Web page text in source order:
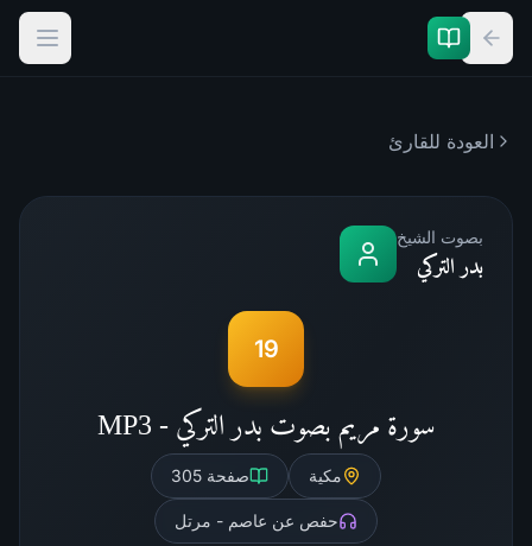
العودة للقارئ
بصوت الشيخ
بدر التركي
19
سورة مريم بصوت بدر التركي - MP3
مكية صفحة 305
حفص عن عاصم - مرتل